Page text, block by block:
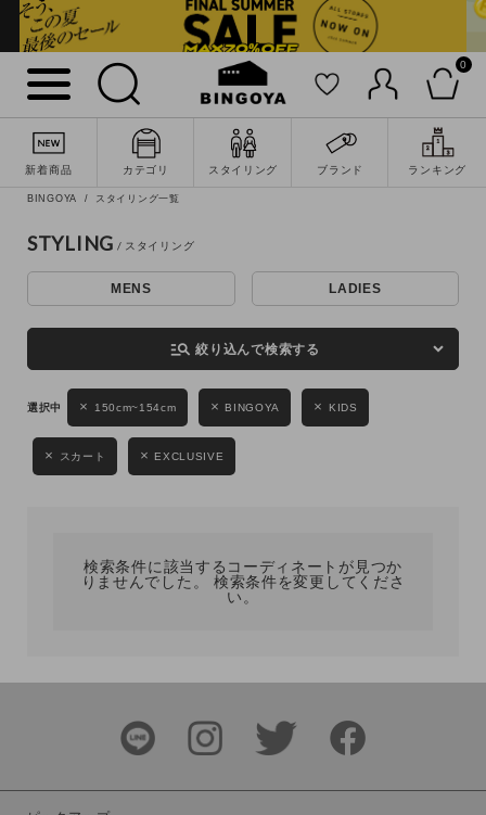
0
新着商品 カテゴリ スタイリング ブランド ランキング
詳細検索
キーワード
性別
MENS LADIES
ブランド
BINGOYA スタイリング一覧
STYLING
MENS LADIES
manage_search 絞り込んで検索する
150cm~154cm BINGOYA KIDS
スカート EXCLUSIVE
検索条件に該当するコーディネートが見つか
りませんでした。 検索条件を変更してくださ
い。